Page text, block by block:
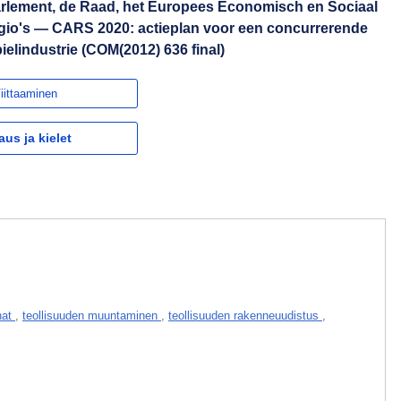
de Raad, het Europees Economisch en Sociaal
— CARS 2020: actieplan voor een concurrerende
(COM(2012) 636 final)
ja kielet
, teollisuuden muuntaminen , teollisuuden rakenneuudistus ,